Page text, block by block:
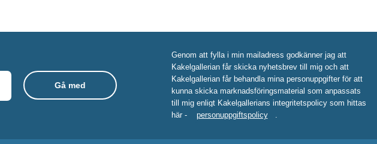
Genom att fylla i min mailadress godkänner jag att
Kakelgallerian får skicka nyhetsbrev till mig och att
Kakelgallerian får behandla mina personuppgifter för att
kunna skicka marknadsföringsmaterial som anpassats
till mig enligt Kakelgallerians integritetspolicy som hittas
här -
personuppgiftspolicy .